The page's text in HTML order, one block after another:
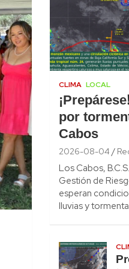
CLIMA LOCAL
por
Cabos
2026-08-04
Los Cabos,
Gestión de
esperan
lluvias y